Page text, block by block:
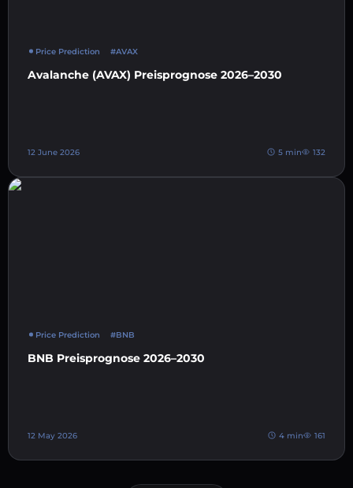
Price Prediction #AVAX
Avalanche (AVAX) Preisprognose 2026–2030
12 June 2026 5 min 132
Price Prediction #BNB
BNB Preisprognose 2026–2030
12 May 2026 4 min 161